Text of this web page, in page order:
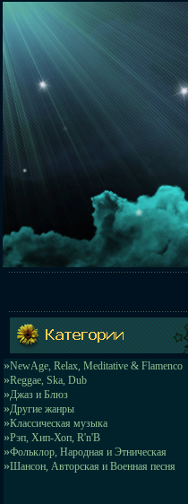
»NewAge, Relax, Meditative & Flamenco
»Reggae, Ska, Dub
»Джаз и Блюз
»Другие жанры
»Классическая музыка
»Рэп, Хип-Хоп, R'n'B
»Фольклор, Народная и Этническая
»Шансон, Авторская и Военная песня